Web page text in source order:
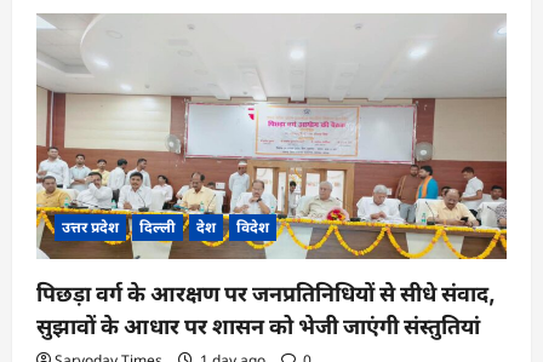
उत्तर प्रदेश दिल्ली देश विदेश
पिछड़ा वर्ग के आरक्षण पर जनप्रतिनिधियों से सीधे संवाद,
सुझावों के आधार पर शासन को भेजी जाएंगी संस्तुतियां